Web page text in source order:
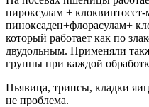
пироксулам +
пиноксаден+флорасулам+
который работает как по
двудольным. Применяли
группы при каждой
Пьявица, трипсы, кладки
не проблема.